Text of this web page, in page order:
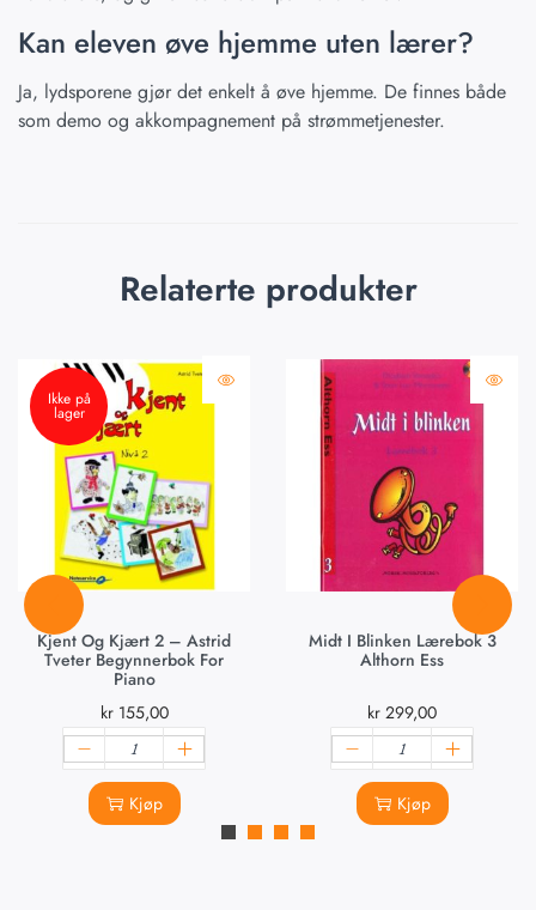
Kan eleven øve hjemme uten lærer?
Ja, lydsporene gjør det enkelt å øve hjemme. De finnes både
som demo og akkompagnement på strømmetjenester.
Relaterte produkter
Ikke på
lager
Kjent Og Kjært 2 – Astrid
Tveter Begynnerbok For
Piano
kr155,00
Kjøp
Midt I Blinken Lærebok 3
Althorn Ess
kr 299,00
Kjøp